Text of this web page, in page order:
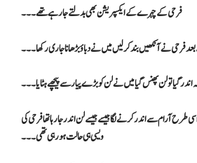
فرحی کے چہرے کے ایکسپریشن بھی بدلتے جا رہے تھے۔۔۔
فرحی نے آنکھیں بند کر لیں میں نے دباؤ بڑھانا جاری رکھا۔۔۔
گیا تو لن پھنس گیا میں نے لن کو بڑے پیار سے پیچھے ہٹایا۔۔۔
طرح آرام سے اندر کرنے لگا جیسے جیسے لن اندر جا رہا تھا فرحی کی
ویسی ہی حالت ہو رہی تھی۔۔۔